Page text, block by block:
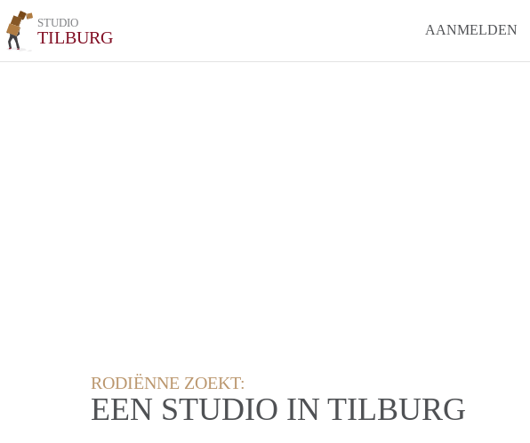
STUDIO
TILBURG AANMELDEN
RODIËNNE ZOEKT:
EEN STUDIO IN TILBURG